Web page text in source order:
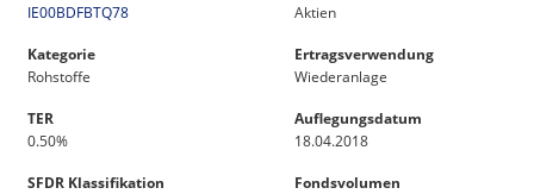
IE00BDFBTQ78
Aktien
Kategorie
Rohstoffe
Ertragsverwendung
Wiederanlage
TER
0.50%
Auflegungsdatum
18.04.2018
SFDR Klassifikation
Fondsvolumen